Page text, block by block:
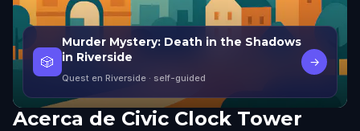
🎲
Murder Mystery: Death in the Shadows
in Riverside
Quest en Riverside · self-guided
→
Acerca de Civic Clock Tower